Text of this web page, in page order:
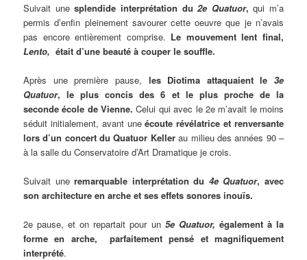
Suivait unesplendide interprétation du2e Quatuor, qui m’a
permis d’enfin pleinement savourer cette oeuvre que je n’avais
pas encore entièrement comprise. Le mouvement lent final,
Lento, était d’une beauté à couper le souffle.
Après une première pause, les Diotima attaquaient le 3e
Quatuor, le plus concis des 6 et le plus proche de la
seconde école de Vienne. Celui qui avec le 2e m’avait le moins
séduit initialement, avant uneécoute révélatrice et renversante
lors d’un concert du Quatuor Kellerau milieu des années 90 –
à la salle du Conservatoire d’Art Dramatique je crois.
Suivait uneremarquable interprétation du 4e Quatuor, avec
son architecture en arche et ses effets sonores inouïs.
2e pause, et on repartait pour un 5e Quatuor, également à la
forme en arche, parfaitement pensé et magnifiquement
interprété.